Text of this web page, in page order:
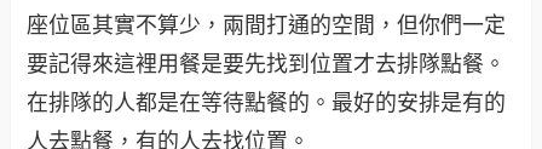
座位區其實不算少，兩間打通的空間，但你們一定
要記得來這裡用餐是要先找到位置才去排隊點餐。
在排隊的人都是在等待點餐的。最好的安排是有的
人去點餐，有的人去找位置。